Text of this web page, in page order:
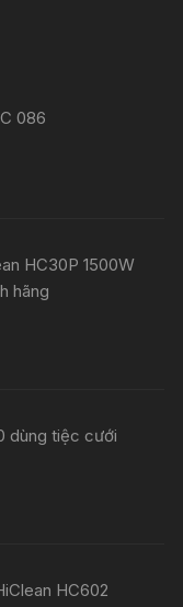
086
HC30P 1500W
hãng
dùng tiệc cưới
HC602